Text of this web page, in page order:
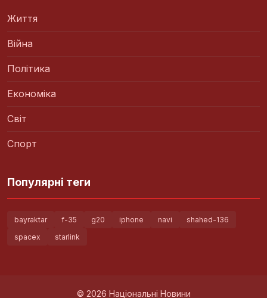
Життя
Війна
Політика
Економіка
Світ
Спорт
Популярні теги
bayraktar f-35 g20 iphone navi
shahed-136
spacex
starlink
© 2026 Національні Новини